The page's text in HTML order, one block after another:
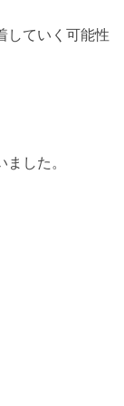
していく可能性
した。